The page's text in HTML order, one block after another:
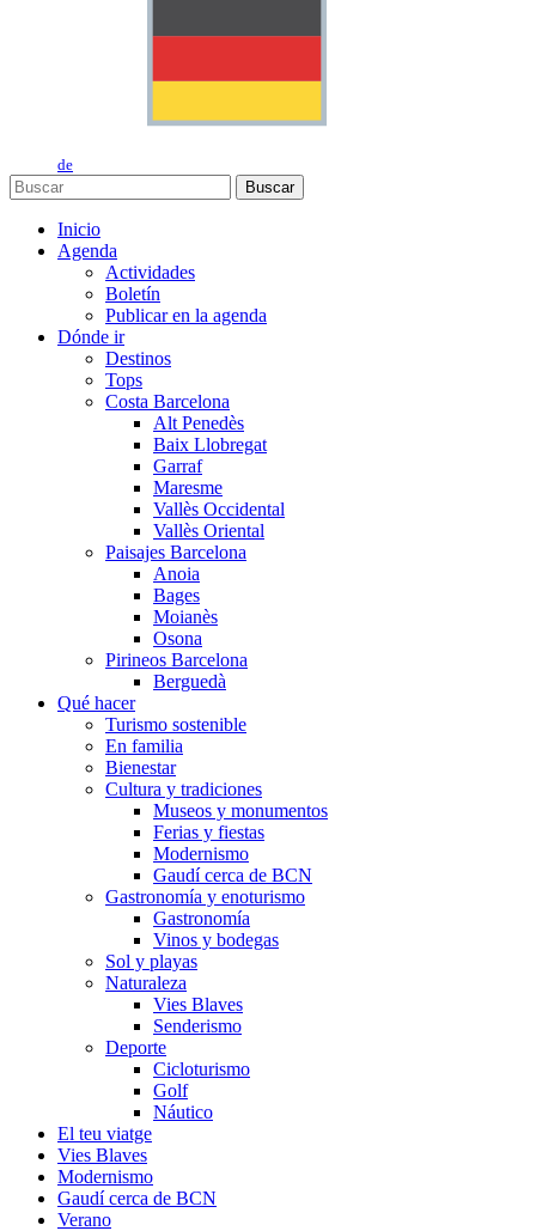
de
Buscar
Inicio
Agenda
Actividades
Boletín
Publicar en la agenda
Dónde ir
Destinos
Tops
Costa Barcelona
Alt Penedès
Baix Llobregat
Garraf
Maresme
Vallès Occidental
Vallès Oriental
Paisajes Barcelona
Anoia
Bages
Moianès
Osona
Pirineos Barcelona
Berguedà
Qué hacer
Turismo sostenible
En familia
Bienestar
Cultura y tradiciones
Museos y monumentos
Ferias y fiestas
Modernismo
Gaudí cerca de BCN
Gastronomía y enoturismo
Gastronomía
Vinos y bodegas
Sol y playas
Naturaleza
Vies Blaves
Senderismo
Deporte
Cicloturismo
Golf
Náutico
El teu viatge
Vies Blaves
Modernismo
Gaudí cerca de BCN
Verano